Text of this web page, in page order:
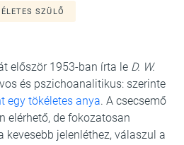
SZÜLŐ
először 1953-ban írta le D. W.
és pszichoanalitikus: szerinte
egy tökéletes anya. A csecsemő
elérhető, de fokozatosan
jelenléthez, válaszul a